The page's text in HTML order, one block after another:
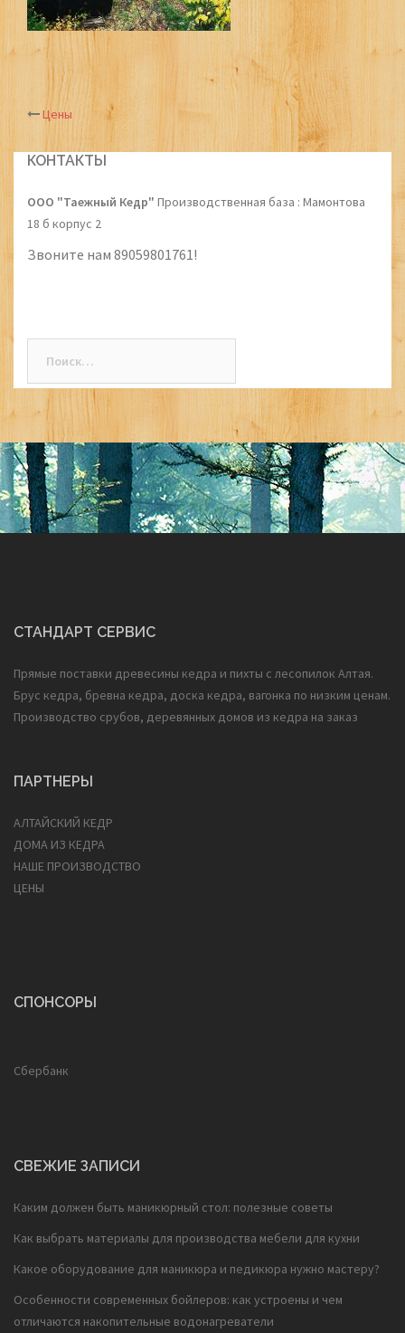
Post
navigation
Цены
КОНТАКТЫ
ООО "Таежный Кедр" Производственная база : Мамонтова
18 б корпус 2
Звоните нам 89059801761!
СТАНДАРТ СЕРВИС
Прямые поставки древесины кедра и пихты с лесопилок Алтая.
Брус кедра, бревна кедра, доска кедра, вагонка по низким ценам.
Производство срубов, деревянных домов из кедра на заказ
ПАРТНЕРЫ
АЛТАЙСКИЙ КЕДР
ДОМА ИЗ КЕДРА
НАШЕ ПРОИЗВОДСТВО
ЦЕНЫ
СПОНСОРЫ
Сбербанк
СВЕЖИЕ ЗАПИСИ
Каким должен быть маникюрный стол: полезные советы
Как выбрать материалы для производства мебели для кухни
Какое оборудование для маникюра и педикюра нужно мастеру?
Особенности современных бойлеров: как устроены и чем
отличаются накопительные водонагреватели